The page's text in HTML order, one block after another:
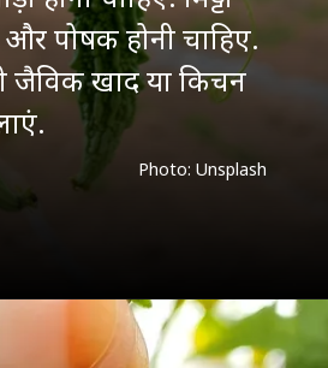
पोषक होनी चाहिए.
जैविक खाद या किचन
Photo: Unsplash